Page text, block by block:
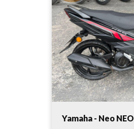
Yamaha - Neo